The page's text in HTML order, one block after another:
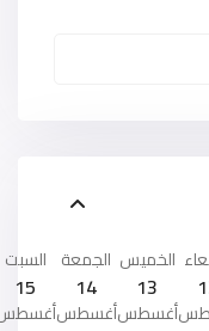
الخميس
13
أغسطس
الجمعة
14
أغسطس
السبت
15